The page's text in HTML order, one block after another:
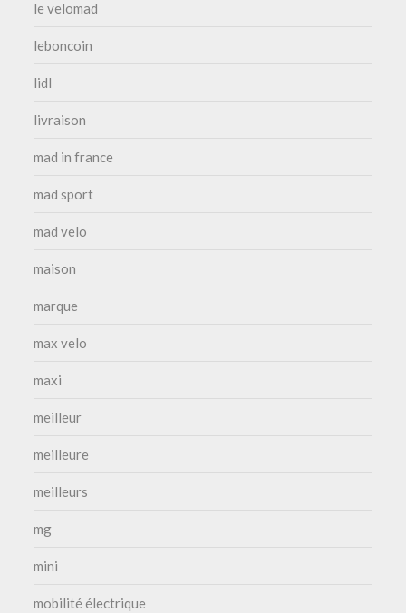
le velomad
leboncoin
lidl
livraison
mad in france
mad sport
mad velo
maison
marque
max velo
maxi
meilleur
meilleure
meilleurs
mg
mini
mobilité électrique